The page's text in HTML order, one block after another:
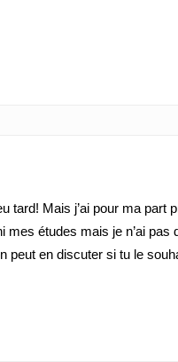
tard! Mais j’ai pour ma part
mes études mais je n’ai
peut en discuter si tu le